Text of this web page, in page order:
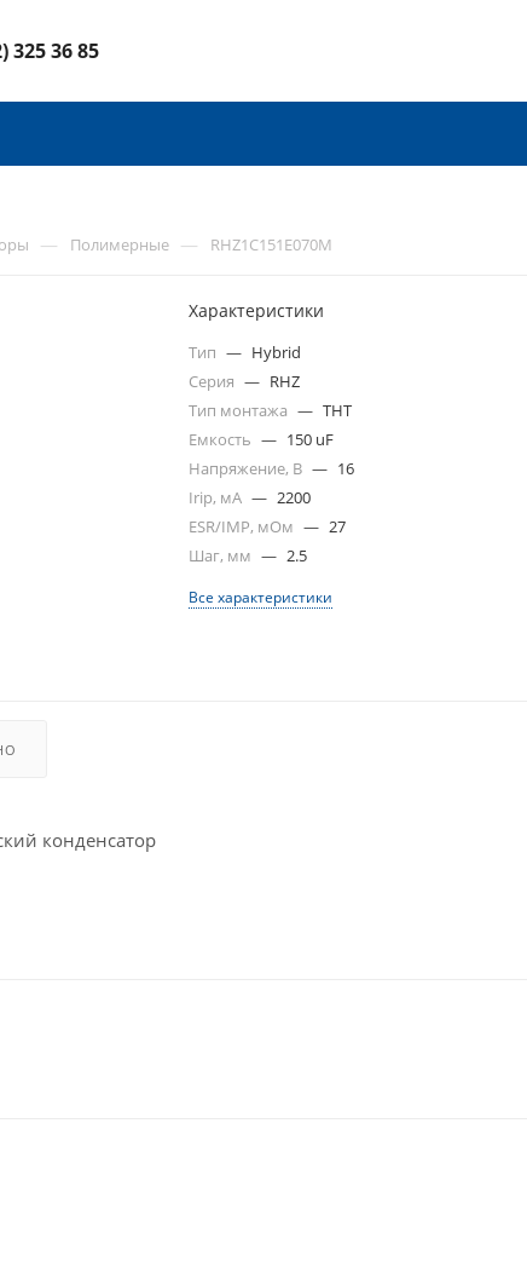
325 36 85
— Полимерные — RHZ1C151E070M
Характеристики
Тип — Hybrid
Серия — RHZ
Тип монтажа — THT
Емкость — 150 uF
Напряжение, В — 16
Irip, мА — 2200
ESR/IMP, мОм — 27
Шаг, мм — 2.5
Все характеристики
конденсатор